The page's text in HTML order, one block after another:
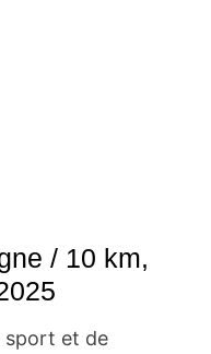
/ 10 km,
sport et de